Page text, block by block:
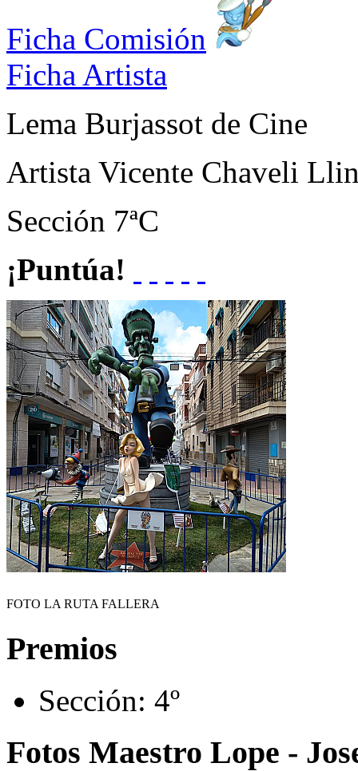
Ficha Comisión
Ficha Artista
Lema Burjassot de Cine
Artista Vicente Chaveli
Sección 7ªC
¡Puntúa!
FOTO LA RUTA FALLERA
Premios
Sección: 4º
Fotos Maestro Lope -